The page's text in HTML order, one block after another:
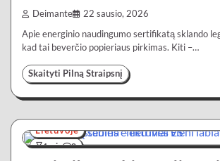
Deimante 22 sausio, 2026
Apie energinio naudingumo sertifikatą sklando
kad tai beverčio popieriaus pirkimas. Kiti –…
Skaityti Pilną Straipsnį
4 min 0
Lietuvoje